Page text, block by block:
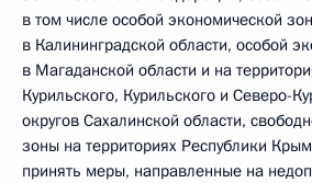
в том числе особой экономической
в Калининградской области, особой
в Магаданской области и на
Курильского, Курильского и Северо-
округов Сахалинской области,
зоны на территориях Республики
принять меры, направленные на